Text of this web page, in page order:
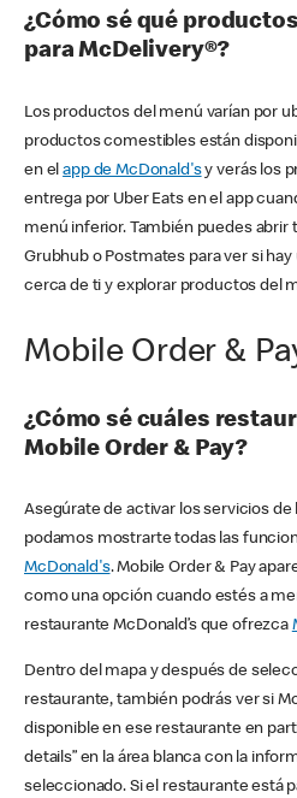
¿Cómo sé qué
para McDelivery®?
Los productos del menú varían por
productos comestibles están
en elapp de McDonald'sy verás los
entrega por Uber Eats en el app
menú inferior. También puedes abrir
Grubhub o Postmates para ver si hay
cerca de ti y explorar productos del
Mobile Order &
¿Cómo sé cuáles
Mobile Order & Pay?
Asegúrate de activar los servicios de
podamos mostrarte todas las
McDonald's. Mobile Order & Pay
como una opción cuando estés a
restaurante McDonald’s que ofrezca
Dentro del mapa y después de
restaurante, también podrás ver si
disponible en ese restaurante en
details” en la área blanca con la
seleccionado. Si el restaurante está